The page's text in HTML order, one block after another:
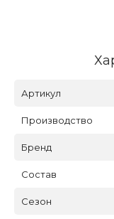
Артикул
Производство
Бренд
Состав
Сезон